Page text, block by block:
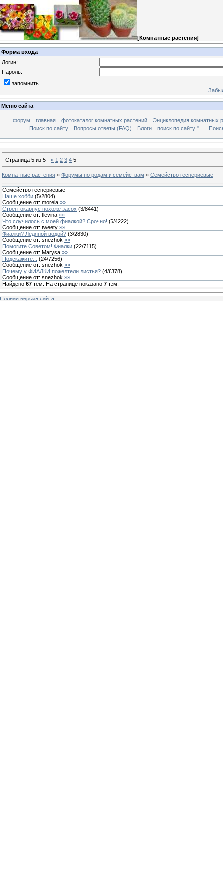
[Комнатные растения]
Форма входа
Логин:
Пароль:
запомнить
Меню сайта
форум главная фотокаталог комнатных растений
Энциклопедия комнатных
Поиск по сайту
Вопросы ответы (FAQ) Блоги поиск по сайту "...
Страница 5 из 5 « 1 2 3 4 5
Комнатные растения » Форумы по родам и семействам » Семейство геснериевые
Семейство геснериевые
Наше хобби (5/2804)
Сообщение от: morela »»
Стрептокарпус похоже засох (3/8441 )
Сообщение от: tlevina »»
Что случилось с моей фиалкой? Срочно! (6/4222)
Сообщение от: tweety »»
Фиалки? Ледяной водой? (3/2830)
Сообщение от: snezhok »»
Помогите Советом! Фиалки (22/7115)
Сообщение от: Marysa »»
Подскажите...
(24/7256)
Сообщение от: snezhok »»
Почему у ФИАЛКИ пожелтели листья? (4/6378)
Сообщение от: snezhok »»
Найдено 67 тем. На странице показано 7 тем.
Полная версия сайта